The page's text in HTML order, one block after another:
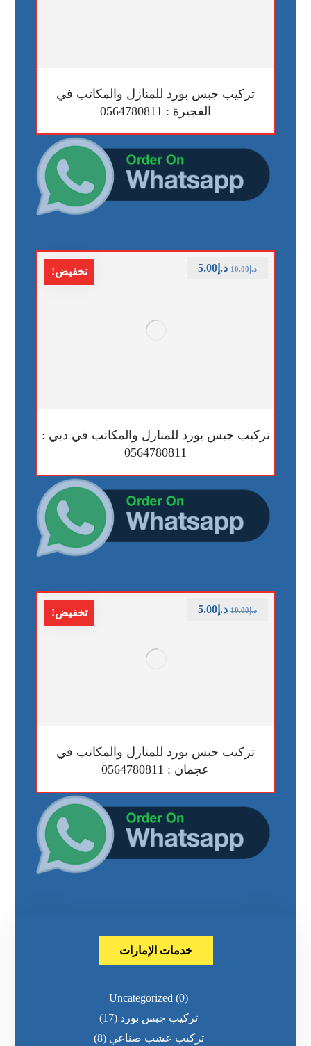
تركيب جبس بورد للمنازل والمكاتب في
الفجيرة : 0564780811
تخفيض!
تركيب جبس بورد للمنازل والمكاتب في دبي :
0564780811
د.إ10.00 د.إ5.00
تخفيض!
تركيب جبس بورد للمنازل والمكاتب في
عجمان : 0564780811
د.إ10.00 د.إ5.00
خدمات الإمارات
Uncategorized (0)
تركيب جبس بورد (17)
تركيب عشب صناعي (8)